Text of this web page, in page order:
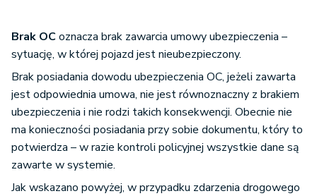
Brak OCoznacza brak zawarcia umowy ubezpieczenia –
sytuację, w której pojazd jest nieubezpieczony.
Brak posiadania dowodu ubezpieczenia OC, jeżeli zawarta
jest odpowiednia umowa, nie jest równoznaczny z brakiem
ubezpieczenia i nie rodzi takich konsekwencji. Obecnie nie
ma konieczności posiadania przy sobie dokumentu, który to
potwierdza – w razie kontroli policyjnej wszystkie dane są
zawarte w systemie.
Jak wskazano powyżej, w przypadku zdarzenia drogowego